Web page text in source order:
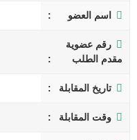
اسم العضو
رقم عضوية
مقدم الطلب
تاريخ المقابلة
وقت المقابلة